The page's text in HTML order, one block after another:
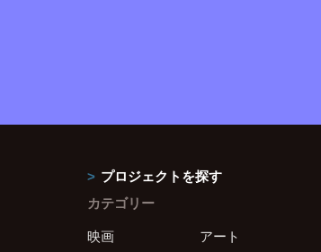
プロジェクトを探す
カテゴリー
映画
アート